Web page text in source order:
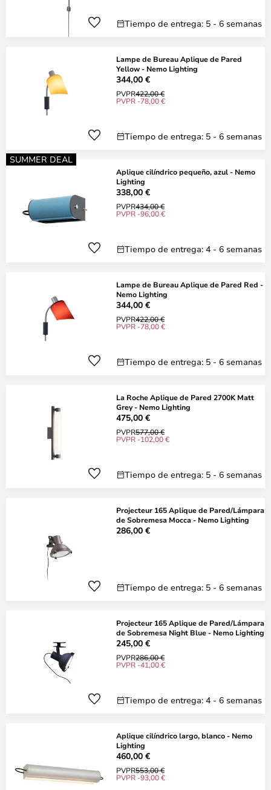
Tiempo de entrega: 5 - 6 semanas
Lampe de Bureau Aplique de Pared
Yellow - Nemo Lighting
344,00 €
PVPR422,00 €
PVPR -78,00 €
Tiempo de entrega: 5 - 6 semanas
SUMMER DEAL
Aplique cilíndrico pequeño, azul - Nemo
Lighting
338,00 €
PVPR434,00 €
PVPR -96,00 €
Tiempo de entrega: 4 - 6 semanas
Lampe de Bureau Aplique de Pared Red -
Nemo Lighting
344,00 €
PVPR422,00 €
PVPR -78,00 €
Tiempo de entrega: 5 - 6 semanas
La Roche Aplique de Pared 2700K Matt
Grey - Nemo Lighting
475,00 €
PVPR577,00 €
PVPR -102,00 €
Tiempo de entrega: 5 - 6 semanas
Projecteur 165 Aplique de Pared/Lámpara
de Sobremesa Mocca - Nemo Lighting
286,00 €
Tiempo de entrega: 5 - 6 semanas
Projecteur 165 Aplique de Pared/Lámpara
de Sobremesa Night Blue - Nemo Lighting
245,00 €
PVPR286,00 €
PVPR -41,00 €
Tiempo de entrega: 4 - 6 semanas
Aplique cilíndrico largo, blanco - Nemo
Lighting
460,00 €
PVPR553,00 €
PVPR -93,00 €